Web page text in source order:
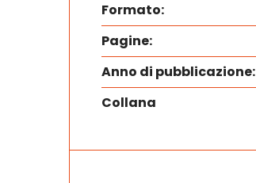
Formato:
Pagine:
Anno di pubblicazione:
Collana